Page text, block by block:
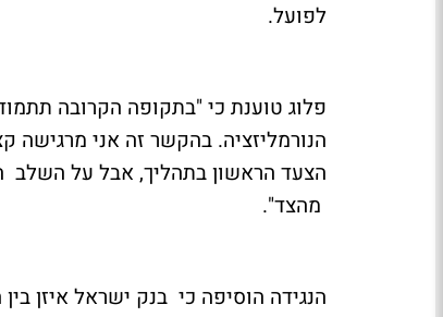
לפועל.
פלוג טוענת כי "בתקופה הקרובה
הנורמליזציה. בהקשר זה אני
הצעד הראשון בתהליך, אבל על השלב
מהצד".
הנגידה הוסיפה כי בנק ישראל איזן